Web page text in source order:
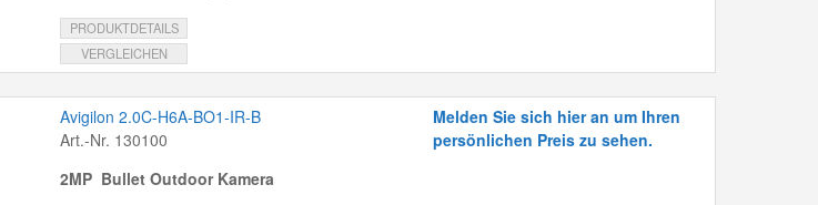
PRODUKTDETAILS
VERGLEICHEN
Avigilon 2.0C-H6A-BO1-IR-B
Art.-Nr. 130100
2MP Bullet Outdoor Kamera
Melden Sie sich hier an um Ihren
persönlichen Preis zu sehen.